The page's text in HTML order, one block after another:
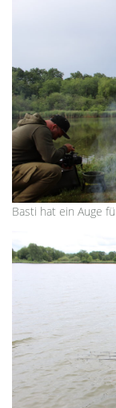
Basti hat ein Auge